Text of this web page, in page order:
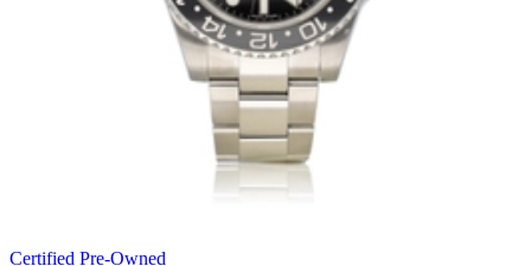
Certified Pre-Owned